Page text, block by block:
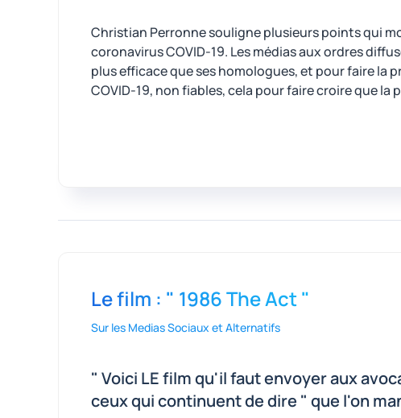
Christian Perronne souligne plusieurs points qui
coronavirus COVID-19. Les médias aux ordres
plus efficace que ses homologues, et pour faire
COVID-19, non fiables, cela pour faire croire que
Le film : " 1986 The Act "
Sur les Medias Sociaux et Alternatifs
" Voici LE film qu'il faut envoyer aux
ceux qui continuent de dire " que l'on